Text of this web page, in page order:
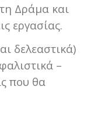
Δράμα και
εργασίας.
δελεαστικά)
–
που θα